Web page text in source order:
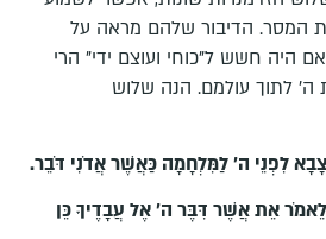
המסר. הדיבור שלהם מראה על
היה חשש ל"כוחי ועוצם ידי" הרי
ה' לתוך עולמם. הנה שלוש
צָבָא לִפְנֵי ה' לַמִּלְחָמָה כַּאֲשֶׁר אֲדֹנִי דֹּבֵר.
לֵאמֹר אֵת אֲשֶׁר דִּבֶּר ה' אֶל עֲבָדֶיךָ כֵּן